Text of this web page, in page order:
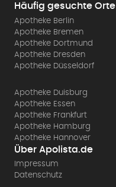
Häufig gesuchte Orte
Apotheke Berlin
Apotheke Bremen
Apotheke Dortmund
Apotheke Dresden
Apotheke Düsseldorf
Apotheke Duisburg
Apotheke Essen
Apotheke Frankfurt
Apotheke Hamburg
Apotheke Hannover
Über Apolista.de
Impressum
Datenschutz